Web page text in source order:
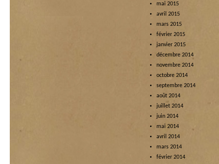
mai 2015
avril 2015
mars 2015
février 2015
janvier 2015
décembre 2014
novembre 2014
octobre 2014
septembre 2014
août 2014
juillet 2014
juin 2014
mai 2014
avril 2014
mars 2014
février 2014